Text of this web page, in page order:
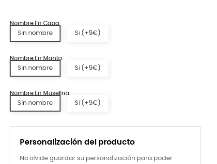
Personalización del producto
No olvide guardar su personalización para poder
Nombre En Capa:
Sin nombre Si (+9€)
Nombre En Manta:
Sin nombre Si (+9€)
Nombre En Muselina:
Sin nombre Si (+9€)